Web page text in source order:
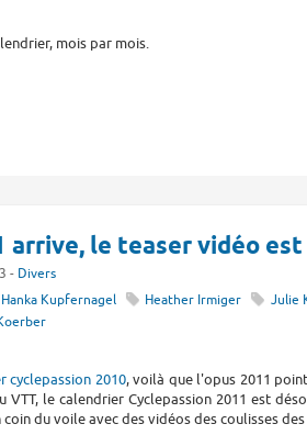
mois par mois.
arrive, le teaser vidéo
- Divers
Hanka Kupfernagel Heather Irmiger Julie
cyclepassion 2010, voilà que l'opus 2011
le calendrier Cyclepassion 2011 est
du voile avec des vidéos des coulisses